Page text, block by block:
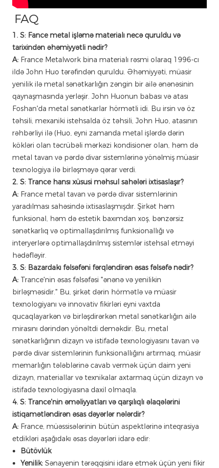
FAQ
1. S: Fance metal işləmə materialı necə quruldu və
tarixindən əhəmiyyətli nədir?
A: France Metalwork bina materialı rəsmi olaraq 1996-cı
ildə John Huo tərəfindən quruldu. Əhəmiyyəti, müasir
yenilik ilə metal sənətkarlığın zəngin bir ailə ənənəsinin
qaynaşmasında yerləşir. John Huonun babası və atası
Foshan'da metal sənətkarlar hörmətli idi. Bu irsin və öz
təhsili, mexaniki istehsalda öz təhsili, John Huo, atasının
rəhbərliyi ilə (Huo, eyni zamanda metal işlərdə dərin
kökləri olan təcrübəli mərkəzi kondisioner olan, həm də
metal tavan və pərdə divar sistemlərinə yönəlmiş müasir
texnologiya ilə birləşməyə qərar verdi.
2. S: Trance hansı xüsusi məhsul sahələri ixtisaslaşır?
A: France metal tavan və pərdə divar sistemlərinin
yaradılması sahəsində ixtisaslaşmışdır. Şirkət həm
funksional, həm də estetik baxımdan xoş, bənzərsiz
sənətkarlıq və optimallaşdırılmış funksionallığı və
interyerlərə optimallaşdırılmış sistemlər istehsal etməyi
hədəfləyir.
3. S: Bazardakı fəlsəfəni fərqləndirən əsas fəlsəfə nədir?
A: Trance'nin əsas fəlsəfəsi "ənənə və yenilikin
birləşməsidir." Bu, şirkət dərin hörmətlə və müasir
texnologiyanı və innovativ fikirləri eyni vaxtda
qucaqlayarkən və birləşdirərkən metal sənətkarlığın ailə
mirasını dərindən yönəltdi deməkdir. Bu, metal
sənətkarlığının dizayn və istifadə texnologiyasını tavan və
pərdə divar sistemlərinin funksionallığını artırmaq, müasir
memarlığın tələblərinə cavab vermək üçün daim yeni
dizayn, materiallar və texnikalar axtarmaq üçün dizayn və
istifadə texnologiyasına daxil olmaqla.
4. S: Trance'nin əməliyyatları və qarşılıqlı əlaqələrini
istiqamətləndirən əsas dəyərlər nələrdir?
A: France, müəssisələrinin bütün aspektlərinə inteqrasiya
etdikləri aşağıdakı əsas dəyərləri idarə edir:
Bütövlük
Yenilik: Sənayenin tərəqqisini idarə etmək üçün yeni fikir